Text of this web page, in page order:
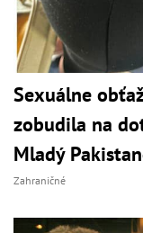
Sexuálne
zobudila na
Mladý
Zahraničné